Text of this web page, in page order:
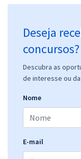
Deseja
concursos?
Descubra as
de interesse ou
Nome
E-mail